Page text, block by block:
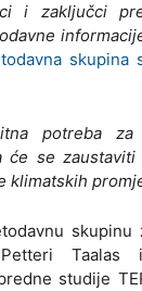
i zaključci
skupina
potreba za
će se
klimatskih
Taalas
studije